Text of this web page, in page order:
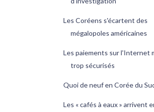
Les Coréens s'écartent des
mégalopoles américaines
Les paiements sur l'Internet
trop sécurisés
Quoi de neuf en Corée du
Les « cafés à eaux » arrivent